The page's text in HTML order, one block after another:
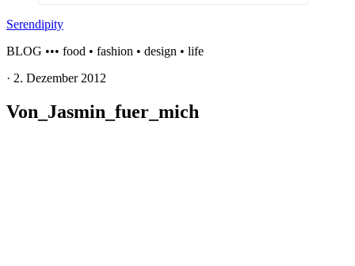
Serendipity
BLOG ••• food • fashion • design • life
· 2. Dezember 2012
Von_Jasmin_fuer_mich